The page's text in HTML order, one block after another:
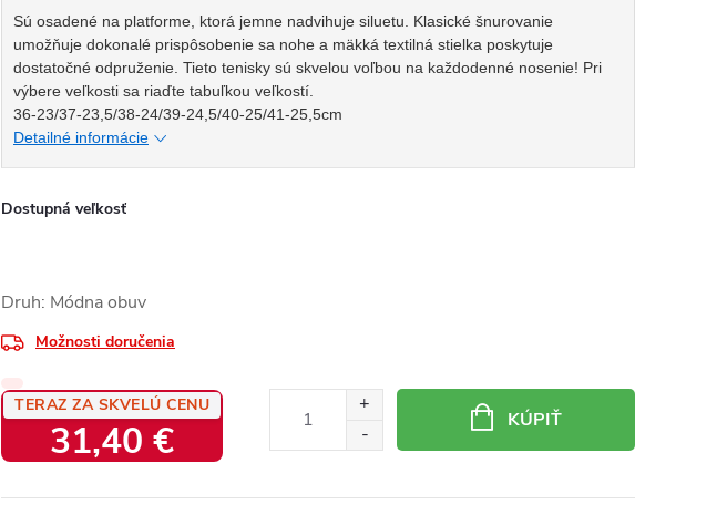
Sú osadené na platforme, ktorá jemne nadvihuje siluetu. Klasické šnurovanie
umožňuje dokonalé prispôsobenie sa nohe a mäkká textilná stielka poskytuje
dostatočné odpruženie. Tieto tenisky sú skvelou voľbou na každodenné nosenie! Pri
výbere veľkosti sa riaďte tabuľkou veľkostí.
36-23/37-23,5/38-24/39-24,5/40-25/41-25,5cm
Detailné informácie
Dostupná veľkosť
Druh: Módna obuv
Možnosti doručenia
TERAZ ZA SKVELÚ CENU
31,40 €
cena:
KÚPIŤ